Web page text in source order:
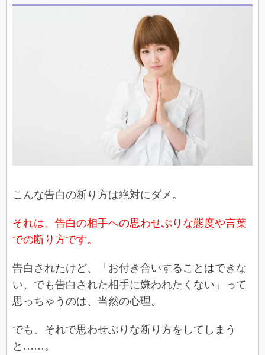
こんな告白の断り方は絶対にダメ。
それは、告白の相手への思わせぶりな態度や言葉
での断り方です。
告白されたけど、「お付き合いすることはできな
い、でも告白された相手に嫌われたくない」って
思っちゃうのは、当然の心理。
でも、それで思わせぶりな断り方をしてしまう
と……。